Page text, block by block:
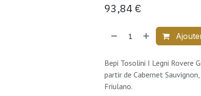
93,84 €
Bepi Tosolini I Legni Rovere
partir de Cabernet
Friulano.